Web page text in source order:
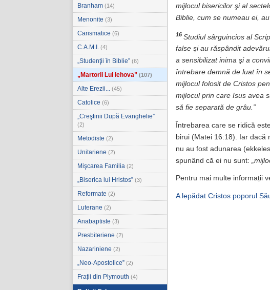
Branham (14)
Menonite (3)
Carismatice (6)
C.A.M.I. (4)
„Studenţii în Biblie” (6)
„Martorii Lui Iehova” (107)
Alte Erezii... (45)
Catolice (6)
„Creştinii După Evanghelie”
(2)
Metodiste (2)
Unitariene (2)
Mişcarea Familia (2)
„Biserica lui Hristos” (3)
Reformate (2)
Luterane (2)
Anabaptiste (3)
Presbiteriene (2)
Nazariniene (2)
„Neo-Apostolice” (2)
Frații din Plymouth (4)
mijlocul bisericilor şi al
Biblie, cum se numeau ei,
16 Studiul sârguincios al
false şi au răspândit
a sensibilizat inima şi a
întrebare demnă de luat în
mijlocul folosit de Cristos
mijlocul prin care Isus avea
să fie separată de grâu.”
Întrebarea care se ridică
birui (Matei 16:18). Iar dacă
nu au fost adunarea
spunând că ei nu sunt:
Pentru mai multe informații
A lepădat Cristos poporul